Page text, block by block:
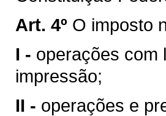
Art. 4º O imposto
I - operações com
impressão;
II - operações e